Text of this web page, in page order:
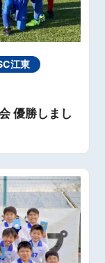
江東
優勝しまし